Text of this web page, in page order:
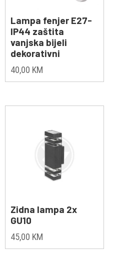
Lampa fenjer E27-
IP44 zaštita
vanjska bijeli
dekorativni
40,00 KM
Zidna lampa 2x
GU10
45,00 KM